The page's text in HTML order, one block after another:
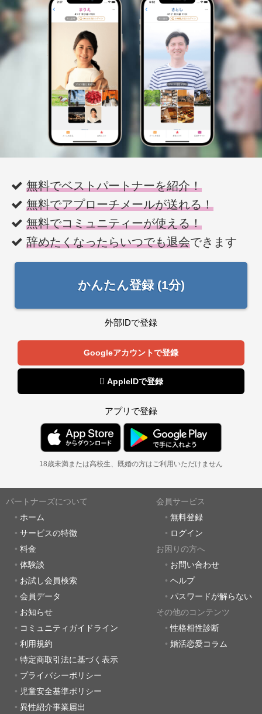
無料でベストパートナーを紹介！
無料でアプローチメールが送れる！
無料でコミュニティーが使える！
辞めたくなったらいつでも退会できます
かんたん登録 (1分)
外部IDで登録
Googleアカウントで登録
 AppleIDで登録
アプリで登録
18歳未満または高校生、既婚の方はご利用いただけません
パートナーズについて
ホーム
サービスの特徴
料金
体験談
お試し会員検索
会員データ
お知らせ
コミュニティガイドライン
利用規約
特定商取引法に基づく表示
プライバシーポリシー
児童安全基準ポリシー
異性紹介事業届出
会員サービス
無料登録
ログイン
お困りの方へ
お問い合わせ
ヘルプ
パスワードが解らない
その他のコンテンツ
性格相性診断
婚活恋愛コラム